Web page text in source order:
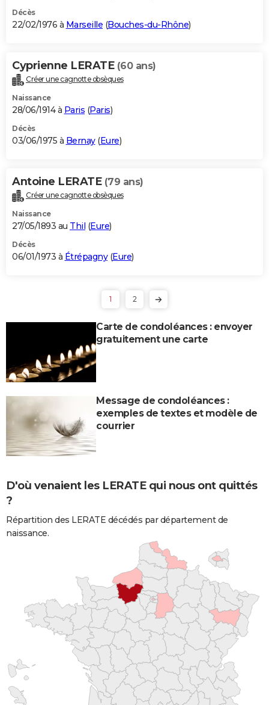
Décès
22/02/1976 à Marseille (Bouches-du-Rhône)
Cyprienne LERATE (60 ans)
Créer une cagnotte obsèques
Naissance
28/06/1914 à Paris (Paris)
Décès
03/06/1975 à Bernay(Eure)
Antoine LERATE (79 ans)
Créer une cagnotte obsèques
Naissance
27/05/1893 au Thil (Eure)
Décès
06/01/1973 à Étrépagny(Eure)
1 2
Carte de condoléances : envoyer
gratuitement une carte
Message de condoléances :
exemples de textes et modèle de
courrier
D'où venaient les LERATE qui nous ont quittés
?
Répartition des LERATE décédés par département de
naissance.